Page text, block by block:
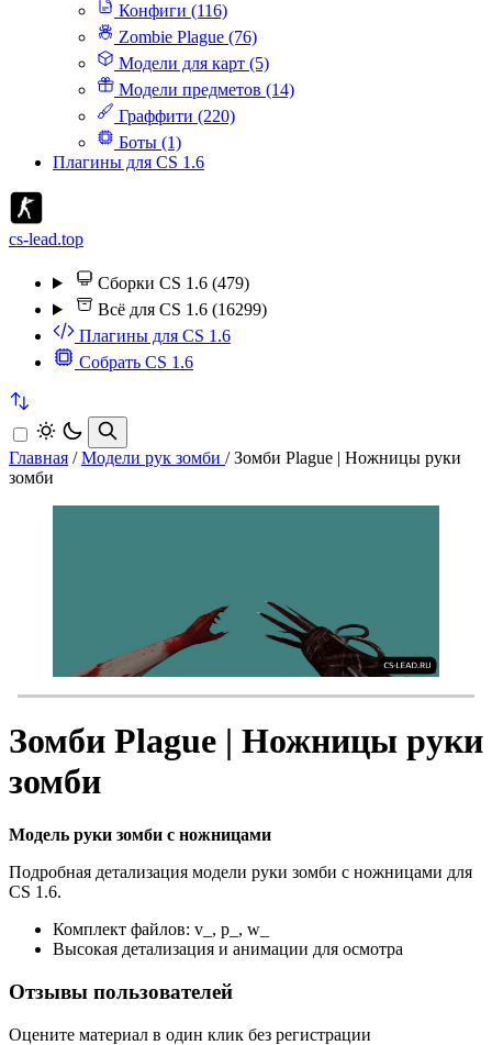
Конфиги (116)
Zombie Plague (76)
Модели для карт (5)
Модели предметов (14)
Граффити (220)
Боты (1)
Плагины для CS 1.6
cs-lead.top
Сборки CS 1.6 (479)
Всё для CS 1.6 (16299)
Плагины для CS 1.6
Собрать CS 1.6
Главная / Модели рук зомби / Зомби Plague | Ножницы руки
зомби
Зомби Plague | Ножницы руки
зомби
Модель руки зомби с ножницами
Подробная детализация модели руки зомби с ножницами для
CS 1.6.
Комплект файлов: v_, p_, w_
Высокая детализация и анимации для осмотра
Отзывы пользователей
Оцените материал в один клик без регистрации